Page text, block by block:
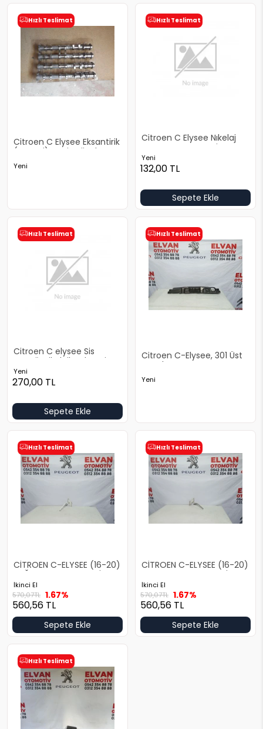
Hızlı Teslimat
Citroen C Elysee Eksantirik
(Tanesi) Yeni Orjinal
Yeni
Hızlı Teslimat
Citroen C Elysee Nıkelaj
Orta Tampon Yeni Yan
Sanayi
Yeni
132,00 TL
Sepete Ekle
Hızlı Teslimat
Citroen C elysee Sis
Kapağı Nikelajlı Sol Yeni
Yan Sanayi
Yeni
270,00 TL
Sepete Ekle
Hızlı Teslimat
Citroen C-Elysee, 301 Üst
Panel Sacı
Yeni
Hızlı Teslimat
CİTROEN C-ELYSEE (16-20)
SAĞ KAPUT MENTEŞESİ
İkinci El
570,07TL 1.67%
560,56 TL
Sepete Ekle
Hızlı Teslimat
CİTROEN C-ELYSEE (16-20)
SOL KAPUT MENTEŞESİ
İkinci El
570,07TL 1.67%
560,56 TL
Sepete Ekle
Hızlı Teslimat